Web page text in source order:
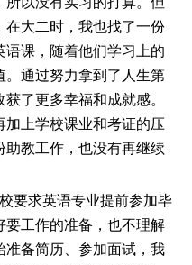
在大二时，我也找了一份
语课，随着他们学习上的
。通过努力拿到了人生第
了更多幸福和成就感。
上学校课业和考证的压
助教工作，也没有再继续
要求英语专业提前参加毕
要工作的准备，也不理解
准备简历、参加面试，我